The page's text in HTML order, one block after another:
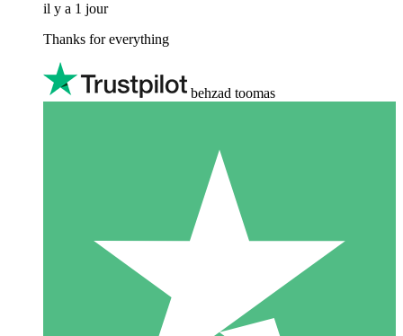
il y a 1 jour
Thanks for everything
behzad toomas